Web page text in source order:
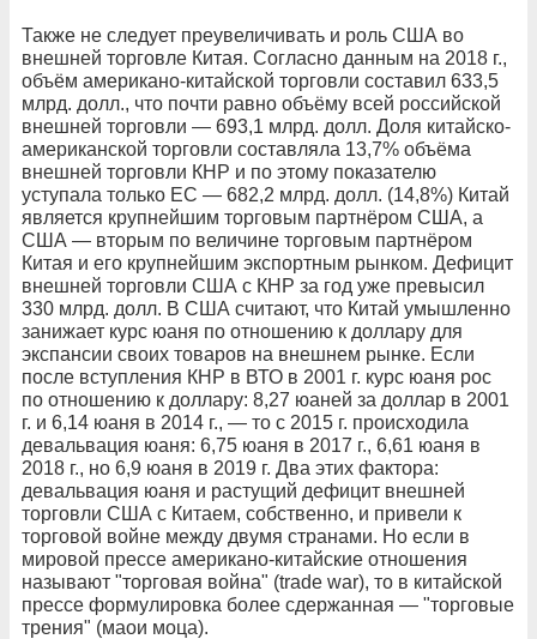
Также не следует преувеличивать и роль США во
внешней торговле Китая. Согласно данным на 2018 г.,
объём американо-китайской торговли составил 633,5
млрд. долл., что почти равно объёму всей российской
внешней торговли — 693,1 млрд. долл. Доля китайско-
американской торговли составляла 13,7% объёма
внешней торговли КНР и по этому показателю
уступала только ЕС — 682,2 млрд. долл. (14,8%) Китай
является крупнейшим торговым партнёром США, а
США — вторым по величине торговым партнёром
Китая и его крупнейшим экспортным рынком. Дефицит
внешней торговли США с КНР за год уже превысил
330 млрд. долл. В США считают, что Китай умышленно
занижает курс юаня по отношению к доллару для
экспансии своих товаров на внешнем рынке. Если
после вступления КНР в ВТО в 2001 г. курс юаня рос
по отношению к доллару: 8,27 юаней за доллар в 2001
г. и 6,14 юаня в 2014 г., — то с 2015 г. происходила
девальвация юаня: 6,75 юаня в 2017 г., 6,61 юаня в
2018 г., но 6,9 юаня в 2019 г. Два этих фактора:
девальвация юаня и растущий дефицит внешней
торговли США с Китаем, собственно, и привели к
торговой войне между двумя странами. Но если в
мировой прессе американо-китайские отношения
называют "торговая война" (trade war), то в китайской
прессе формулировка более сдержанная — "торговые
трения" (маои моца).